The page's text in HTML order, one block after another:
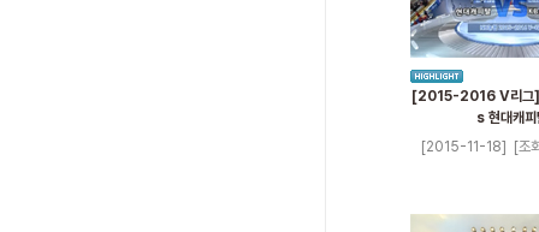
[2015-2016 V리그]
s 현대캐피
[2015-11-18]
[조